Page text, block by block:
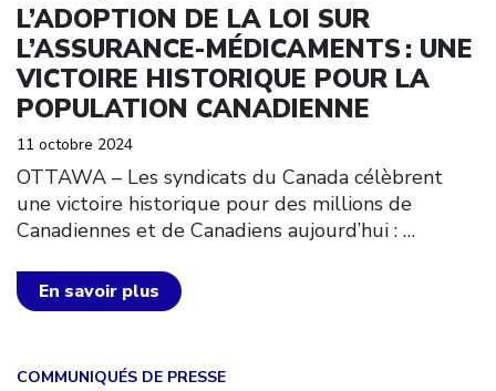
L’ADOPTION DE LA LOI SUR
L’ASSURANCE-MÉDICAMENTS : UNE
VICTOIRE HISTORIQUE POUR LA
POPULATION CANADIENNE
11 octobre 2024
OTTAWA – Les syndicats du Canada célèbrent
une victoire historique pour des millions de
Canadiennes et de Canadiens aujourd’hui : …
En savoir plus
COMMUNIQUÉS DE PRESSE
Click to open the link